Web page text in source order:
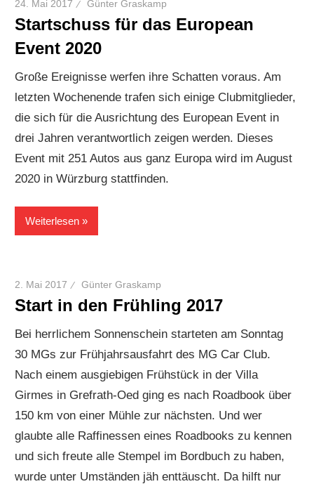
24. Mai 2017 Günter Graskamp
Startschuss für das European
Event 2020
Große Ereignisse werfen ihre Schatten voraus. Am
letzten Wochenende trafen sich einige Clubmitglieder,
die sich für die Ausrichtung des European Event in
drei Jahren verantwortlich zeigen werden. Dieses
Event mit 251 Autos aus ganz Europa wird im August
2020 in Würzburg stattfinden.
Weiterlesen
2. Mai 2017 Günter Graskamp
Start in den Frühling 2017
Bei herrlichem Sonnenschein starteten am Sonntag
30 MGs zur Frühjahrsausfahrt des MG Car Club.
Nach einem ausgiebigen Frühstück in der Villa
Girmes in Grefrath-Oed ging es nach Roadbook über
150 km von einer Mühle zur nächsten. Und wer
glaubte alle Raffinessen eines Roadbooks zu kennen
und sich freute alle Stempel im Bordbuch zu haben,
wurde unter Umständen jäh enttäuscht. Da hilft nur